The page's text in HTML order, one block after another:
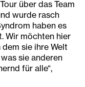
über das Team
wurde rasch
haben es
Wir möchten hier
sie ihre Welt
sie anderen
für alle“,